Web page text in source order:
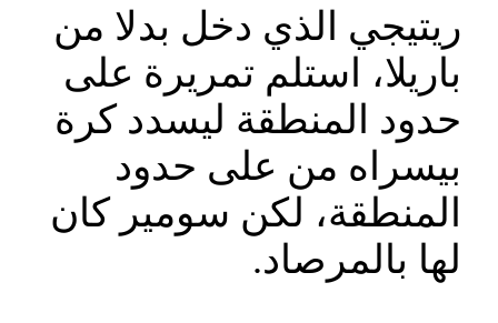
ريتيجي الذي دخل بدلا من
باريلا، استلم تمريرة على
حدود المنطقة ليسدد كرة
بيسراه من على حدود
المنطقة، لكن سومير كان
لها بالمرصاد.